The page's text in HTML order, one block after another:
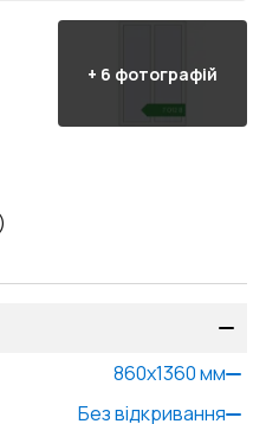
+ 6 фотографій
860x1360мм
Без відкривання